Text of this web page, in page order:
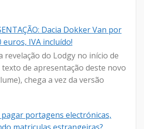
Dacia Dokker Van por
euros, IVA incluído!
revelação do Lodgy no início de
texto de apresentação deste novo
chega a vez da versão
pagar portagens electrónicas,